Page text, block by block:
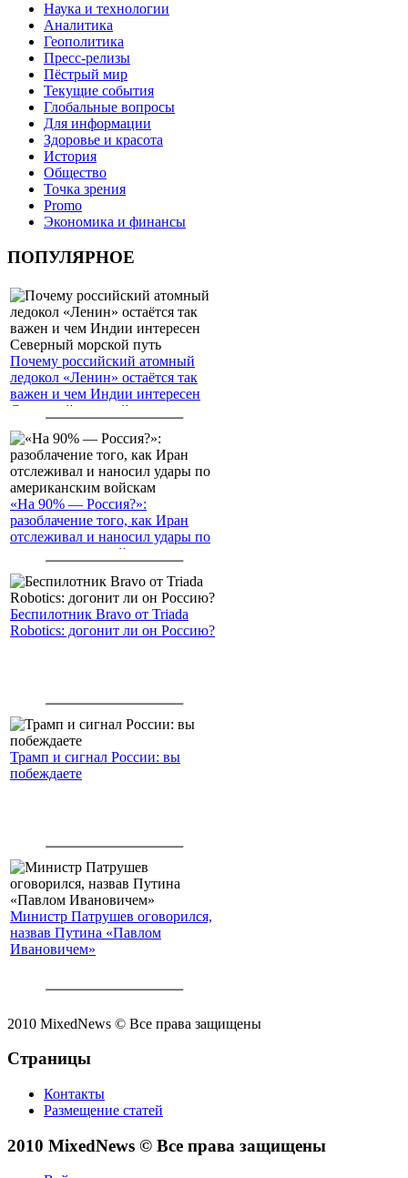
Наука и технологии
Аналитика
Геополитика
Пресс-релизы
Пёстрый мир
Текущие события
Глобальные вопросы
Для информации
Здоровье и красота
История
Общество
Точка зрения
Promo
Экономика и финансы
ПОПУЛЯРНОЕ
Почему российский атомный
ледокол «Ленин» остаётся так
важен и чем Индии интересен
Северный морской путь
«На 90% — Россия?»:
разоблачение того, как Иран
отслеживал и наносил удары по
американским войскам
Беспилотник Bravo от Triada
Robotics: догонит ли он Россию?
Трамп и сигнал России: вы
побеждаете
Министр Патрушев оговорился,
назвав Путина «Павлом
Ивановичем»
2010 MixedNews © Все права защищены
Страницы
Контакты
Размещение статей
2010 MixedNews © Все права защищены